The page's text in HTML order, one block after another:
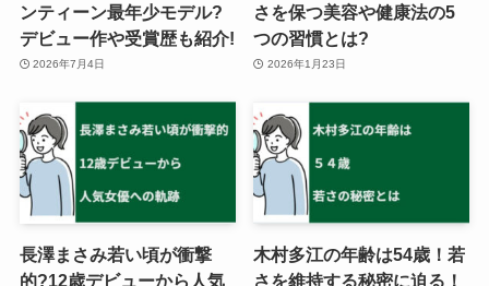
ンティーン最年少モデル?
デビュー作や受賞歴も紹介!
2026年7月4日
さを保つ美容や健康法の5
つの習慣とは?
2026年1月23日
長澤まさみ若い頃が衝撃
的?12歳デビューから人気
木村多江の年齢は54歳！若
さを維持する秘密に迫る！